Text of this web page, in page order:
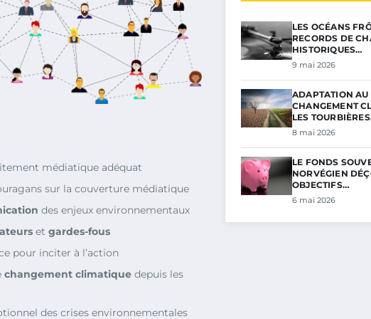
médiatique adéquat
sur la couverture médiatique
des enjeux environnementaux
et gardes-fous
pour inciter à l’action
changement climatique depuis les
des crises environnementales
LES OCÉANS
RECORDS DE
HISTORIQUES…
9 mai 2026
ADAPTATION AU
CHANGEMENT
LES
8 mai 2026
LE FONDS
NORVÉGIEN
OBJECTIFS…
6 mai 2026